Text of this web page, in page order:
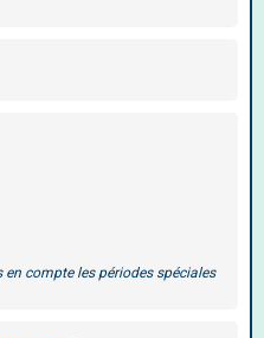
en compte les périodes spéciales